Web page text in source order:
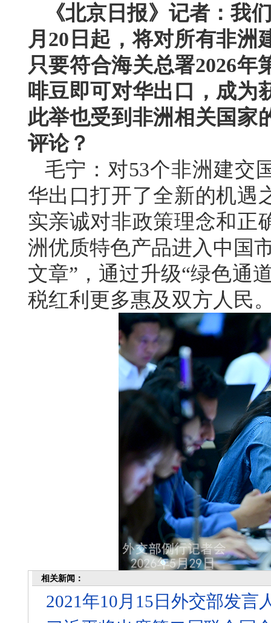
《北京日报》记者：我
月20日起，将对所有非洲
只要符合海关总署2026年
啡豆即可对华出口，成为
此举也受到非洲相关国家
评论？
毛宁：对53个非洲建交
华出口打开了全新的机遇
实亲诚对非政策理念和正
洲优质特色产品进入中国
文章”，通过升级“绿色通
税红利更多惠及双方人民
相关新闻：
2021年10月15日外交部发言